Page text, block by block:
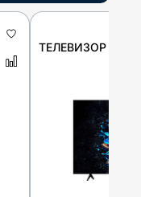
ТЕЛЕВИЗОР TCL